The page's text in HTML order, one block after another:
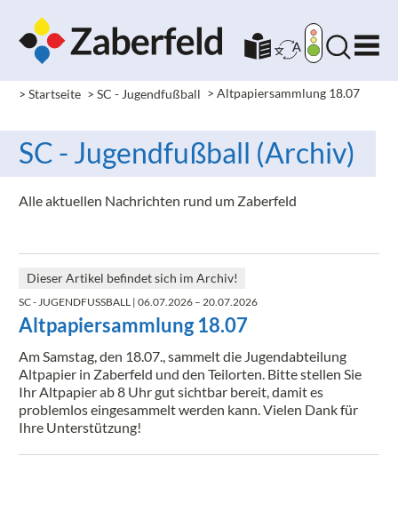
> Startseite > SC - Jugendfußball >Altpapiersammlung 18.07
SC - Jugendfußball (Archiv)
Alle aktuellen Nachrichten rund um Zaberfeld
Dieser Artikel befindet sich im Archiv!
SC - JUGENDFUSSBALL | 06.07.2026 – 20.07.2026
Altpapiersammlung 18.07
Am Samstag, den 18.07., sammelt die Jugendabteilung
Altpapier in Zaberfeld und den Teilorten. Bitte stellen Sie
Ihr Altpapier ab 8 Uhr gut sichtbar bereit, damit es
problemlos eingesammelt werden kann. Vielen Dank für
Ihre Unterstützung!